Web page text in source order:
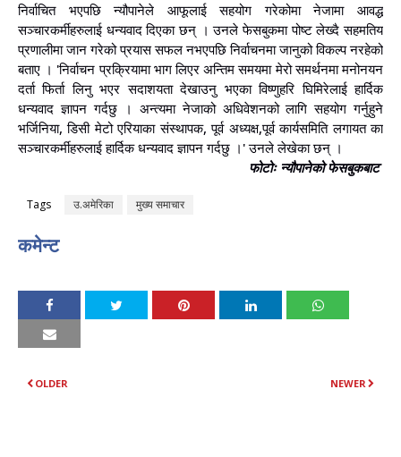
निर्वाचित भएपछि न्यौपानेले आफूलाई सहयोग गरेकोमा नेजामा आवद्ध
सञ्चारकर्मीहरुलाई धन्यवाद दिएका छन् । उनले फेसबुकमा पोष्ट लेख्दै सहमतिय
प्रणालीमा जान गरेको प्रयास सफल नभएपछि निर्वाचनमा जानुको विकल्प नरहेको
बताए । 'निर्वाचन प्रक्रियामा भाग लिएर अन्तिम समयमा मेरो समर्थनमा मनोनयन
दर्ता फिर्ता लिनु भएर सदाशयता देखाउनु भएका विष्णुहरि घिमिरेलाई हार्दिक
धन्यवाद ज्ञापन गर्दछु । अन्त्यमा नेजाको अधिवेशनको लागि सहयोग गर्नुहुने
भर्जिनिया, डिसी मेटो एरियाका संस्थापक, पूर्व अध्यक्ष,पूर्व कार्यसमिति लगायत का
सञ्चारकर्मीहरुलाई हार्दिक धन्यवाद ज्ञापन गर्दछु ।' उनले लेखेका छन् ।
फोटोः न्यौपानेको फेसबुकबाट
Tags उ.अमेरिका मुख्य समाचार
कमेन्ट
NEWER
OLDER